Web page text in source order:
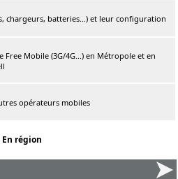
chargeurs, batteries...) et leur configuration
Free Mobile (3G/4G...) en Métropole et en
opérateurs mobiles
En région